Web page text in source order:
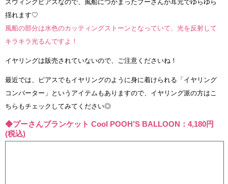
スウィングピアスなので、風船につかまったプーさんが耳元でゆらゆら
揺れます♡
風船の部分は水色のカッティングストーンとなっていて、光を反射して
キラキラ光るんですよ！
イヤリングは販売されていないので、ご注意くださいね！
最近では、ピアスでもイヤリングのように身に着けられる「イヤリング
コンバーター」というアイテムもありますので、イヤリング派の方はこ
ちらもチェックしてみてください◎
◆プーさんブランケット Cool POOH’S BALLOON：4,180円
(税込)